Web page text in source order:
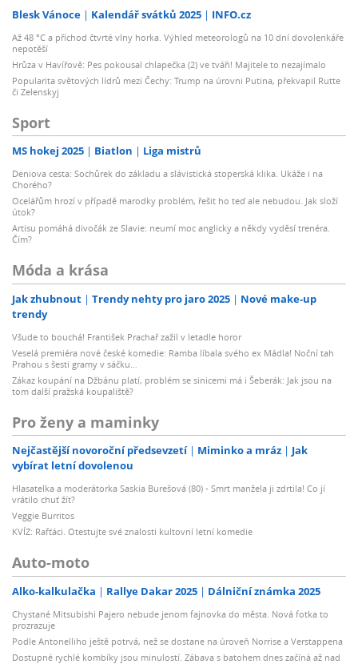
Blesk Vánoce Kalendář svátků 2025 INFO.cz
Až 48 °C a příchod čtvrté vlny horka. Výhled meteorologů na 10 dní dovolenkáře
nepotěší
Hrůza v Havířově: Pes pokousal chlapečka (2) ve tváři! Majitele to nezajímalo
Popularita světových lídrů mezi Čechy: Trump na úrovni Putina, překvapil Rutte
či Zelenskyj
Sport
MS hokej 2025 Biatlon Liga mistrů
Deniova cesta: Sochůrek do základu a slávistická stoperská klika. Ukáže i na
Chorého?
Ocelářům hrozí v případě marodky problém, řešit ho teď ale nebudou. Jak složí
útok?
Artisu pomáhá divočák ze Slavie: neumí moc anglicky a někdy vyděsí trenéra.
Čím?
Móda a krása
Jak zhubnout Trendy nehty pro jaro 2025
Nové make-up
trendy
Všude to bouchá! František Prachař zažil v letadle horor
Veselá premiéra nové české komedie: Ramba líbala svého ex Mádla! Noční tah
Prahou s šesti gramy v sáčku…
Zákaz koupání na Džbánu platí, problém se sinicemi má i Šeberák: Jak jsou na
tom další pražská koupaliště?
Pro ženy a maminky
Nejčastější novoroční předsevzetí Miminko a mráz
Jak
vybírat letní dovolenou
Hlasatelka a moderátorka Saskia Burešová (80) - Smrt manžela ji zdrtila! Co jí
vrátilo chuť žít?
Veggie Burritos
KVÍZ: Rafťáci. Otestujte své znalosti kultovní letní komedie
Auto-moto
Alko-kalkulačka Rallye Dakar 2025 Dálniční známka 2025
Chystané Mitsubishi Pajero nebude jenom fajnovka do města. Nová fotka to
prozrazuje
Podle Antonelliho ještě potrvá, než se dostane na úroveň Norrise a Verstappena
Dostupné rychlé kombíky jsou minulostí. Zábava s batohem dnes začíná až nad